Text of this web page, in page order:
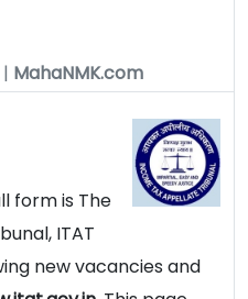
MahaNMK.com
form is The
ITAT
new vacancies and